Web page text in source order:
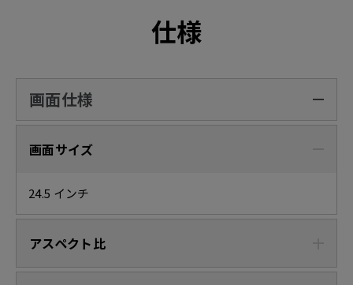
仕様
画面仕様
画面サイズ
24.5 インチ
アスペクト比